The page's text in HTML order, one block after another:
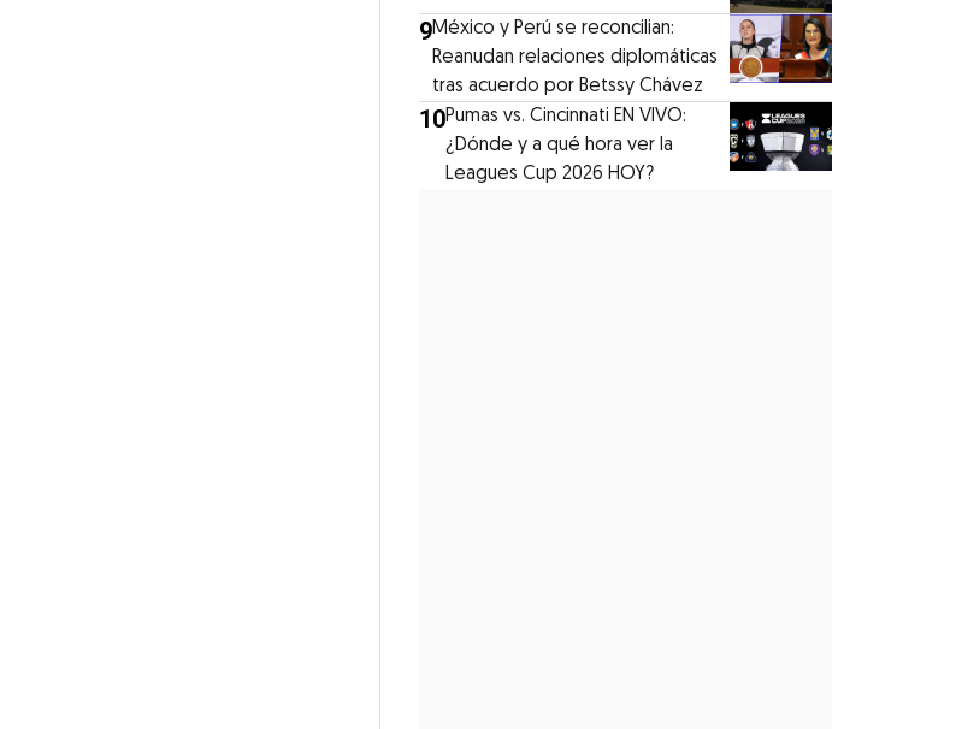
9México y Perú se reconcilian:
Reanudan relaciones diplomáticas
tras acuerdo por Betssy Chávez
10Pumas vs. Cincinnati EN VIVO:
¿Dónde y a qué hora ver la
Leagues Cup 2026 HOY?